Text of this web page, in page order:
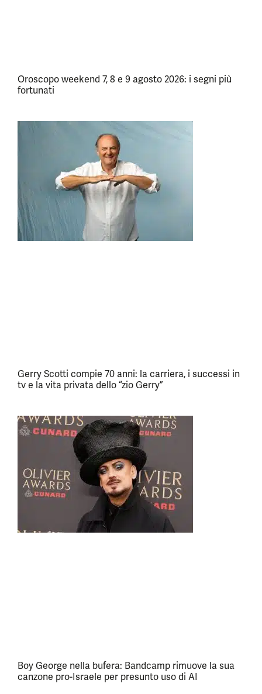
Oroscopo weekend 7, 8 e 9 agosto 2026: i segni più
fortunati
Gerry Scotti compie 70 anni: la carriera, i successi in
tv e la vita privata dello “zio Gerry”
Boy George nella bufera: Bandcamp rimuove la sua
canzone pro-Israele per presunto uso di AI